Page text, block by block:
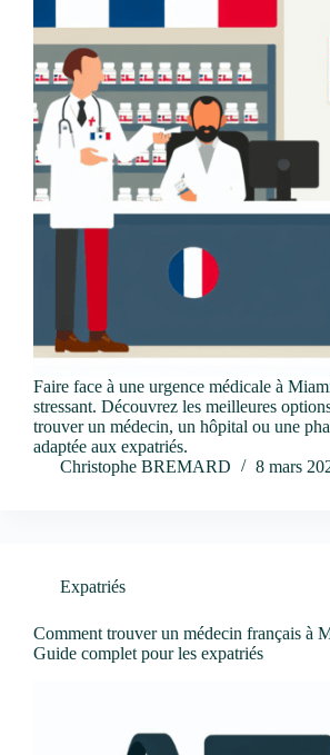
Faire face à une urgence médicale à
stressant. Découvrez les meilleures
trouver un médecin, un hôpital ou une
adaptée aux expatriés.
Christophe BREMARD
8 mars
Expatriés
Comment trouver un médecin français à
Guide complet pour les expatriés